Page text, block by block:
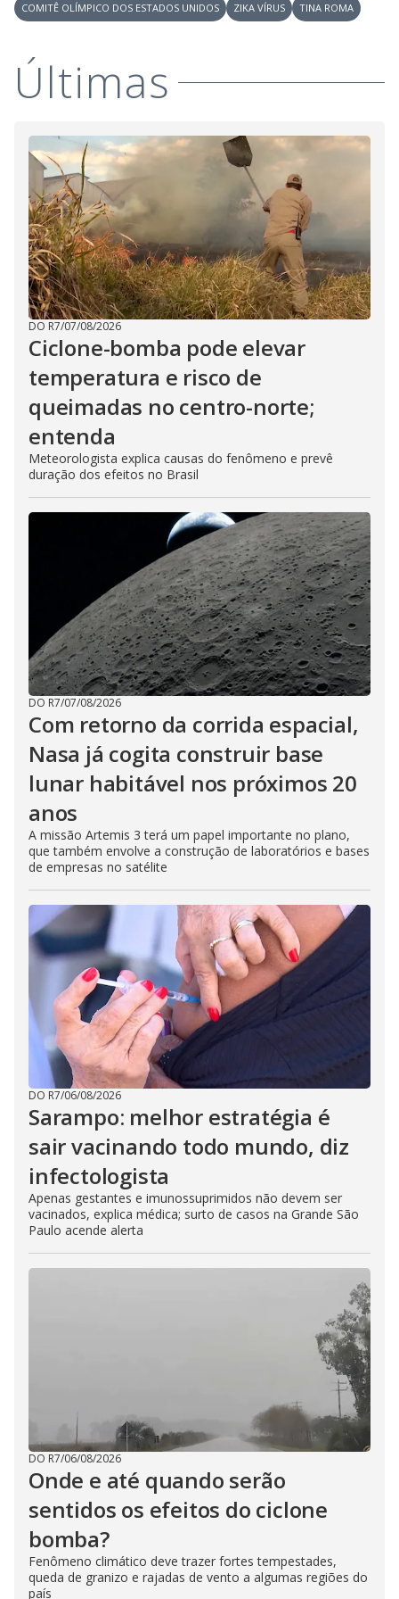
V
i
d
e
o
d
o
COMITÊ OLÍMPICO DOS ESTADOS UNIDOS
ZIKA VÍRUS TINA ROMA
Últimas
DO R7/07/08/2026
Ciclone-bomba pode elevar
temperatura e risco de
queimadas no centro-norte;
entenda
Meteorologista explica causas do fenômeno e prevê
duração dos efeitos no Brasil
DO R7/07/08/2026
Com retorno da corrida espacial,
Nasa já cogita construir base
lunar habitável nos próximos 20
anos
A missão Artemis 3 terá um papel importante no plano,
que também envolve a construção de laboratórios e bases
de empresas no satélite
DO R7/06/08/2026
Sarampo: melhor estratégia é
sair vacinando todo mundo, diz
infectologista
Apenas gestantes e imunossuprimidos não devem ser
vacinados, explica médica; surto de casos na Grande São
Paulo acende alerta
DO R7/06/08/2026
Onde e até quando serão
sentidos os efeitos do ciclone
bomba?
Fenômeno climático deve trazer fortes tempestades,
queda de granizo e rajadas de vento a algumas regiões do
país